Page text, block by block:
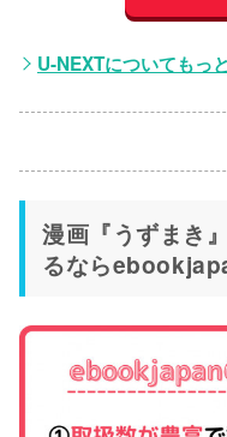
U-NEXTについてもっ
漫画『うずまき
るなら